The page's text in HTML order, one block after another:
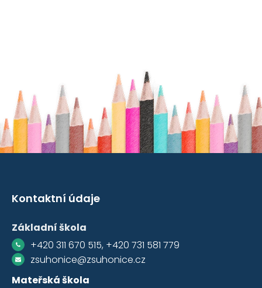
Kontaktní údaje
Základní škola
+420 311 670 515, +420 731 581 779
zsuhonice@zsuhonice.cz
Mateřská škola